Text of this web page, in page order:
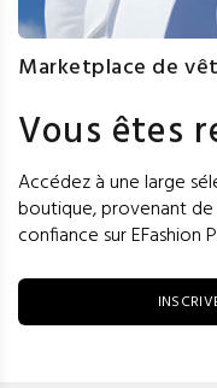
Marketplace de
Vous êtes
Accédez à une large
boutique, provenant
confiance sur EFashion